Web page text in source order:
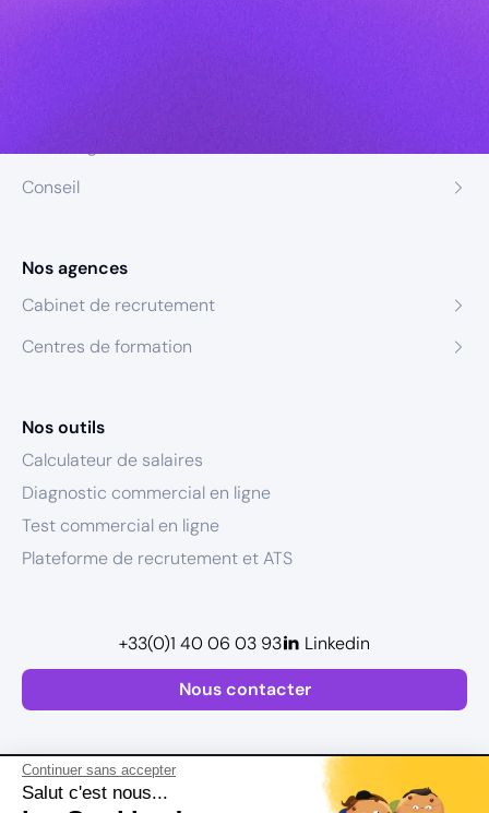
Continuer sans accepter
Salut c'est nous...
Conseil
Nos agences
Cabinet de recrutement
Centres de formation
Nos outils
Calculateur de salaires
Diagnostic commercial en ligne
Test commercial en ligne
Plateforme de recrutement et ATS
Nous contacter
+33(0)1 40 06 03 93 Linkedin